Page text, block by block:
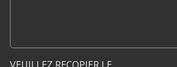
VEUILLEZ RECOPIER LE